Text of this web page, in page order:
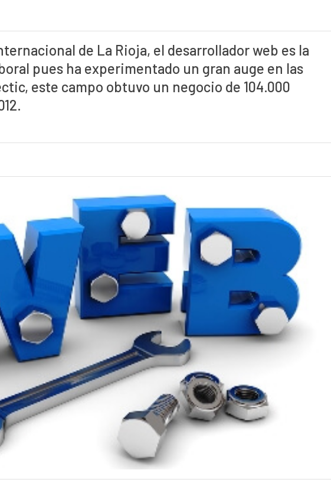
de La Rioja, el desarrollador web es la
pues ha experimentado un gran auge en las
este campo obtuvo un negocio de 104.000